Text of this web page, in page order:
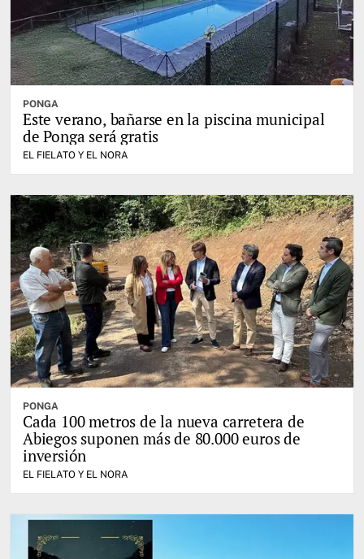
PONGA
Este verano, bañarse en la piscina municipal
de Ponga será gratis
EL FIELATO Y EL NORA
PONGA
Cada 100 metros de la nueva carretera de
Abiegos suponen más de 80.000 euros de
inversión
EL FIELATO Y EL NORA